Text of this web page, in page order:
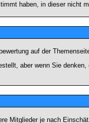
haben, in dieser nicht
auf der
aber wenn Sie
Mitglieder je nach